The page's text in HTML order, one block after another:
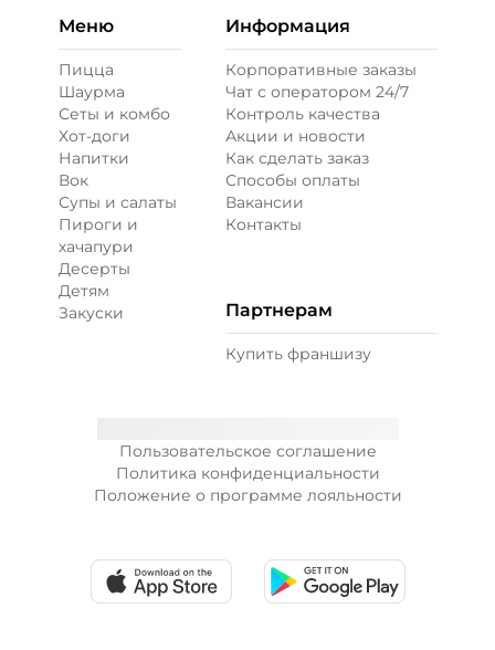
Пользовательское соглашение
Политика конфиденциальности
Положение о программе лояльности
Меню
Пицца
Шаурма
Сеты и комбо
Хот-доги
Напитки
Вок
Супы и салаты
Пироги и
хачапури
Десерты
Детям
Закуски
Информация
Корпоративные заказы
Чат с оператором 24/7
Контроль качества
Акции и новости
Как сделать заказ
Способы оплаты
Вакансии
Контакты
Партнерам
Купить франшизу